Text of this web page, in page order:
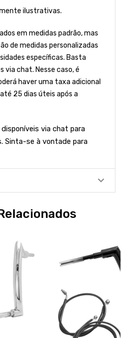
ilustrativas.
em medidas padrão, mas
de medidas personalizadas
específicas. Basta
via chat. Nesse caso, é
haver uma taxa adicional
25 dias úteis após a
via chat para
Sinta-se à vontade para